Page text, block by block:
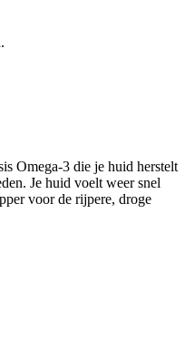
Omega-3 die je huid herstelt
Je huid voelt weer snel
voor de rijpere, droge